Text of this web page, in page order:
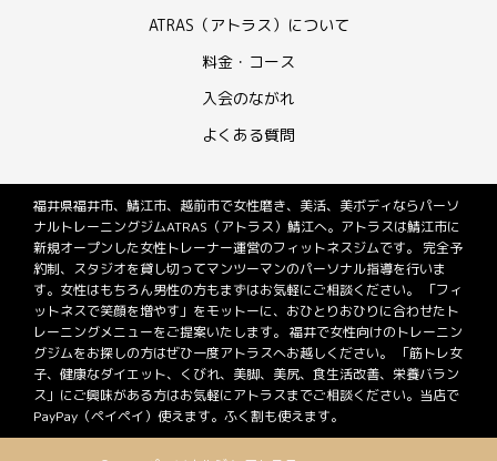
ATRAS（アトラス）について
料金・コース
入会のながれ
よくある質問
福井県福井市、鯖江市、越前市で女性磨き、美活、美ボディならパーソ
ナルトレーニングジムATRAS（アトラス）鯖江へ。アトラスは鯖江市に
新規オープンした女性トレーナー運営のフィットネスジムです。 完全予
約制、スタジオを貸し切ってマンツーマンのパーソナル指導を行いま
す。女性はもちろん男性の方もまずはお気軽にご相談ください。 「フィ
ットネスで笑顔を増やす」をモットーに、おひとりおひりに合わせたト
レーニングメニューをご提案いたします。 福井で女性向けのトレーニン
グジムをお探しの方はぜひ一度アトラスへお越しください。 「筋トレ女
子、健康なダイエット、くびれ、美脚、美尻、食生活改善、栄養バラン
ス」にご興味がある方はお気軽にアトラスまでご相談ください。当店で
PayPay（ペイペイ）使えます。ふく割も使えます。